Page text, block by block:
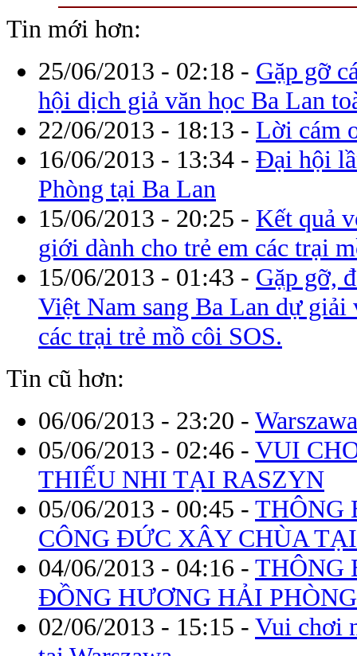
Tin mới hơn:
25/06/2013 - 02:18 - Gặp gỡ
hội dịch giả văn học Ba Lan
22/06/2013 - 18:13 - Lời cám
16/06/2013 - 13:34 - Đại hội
Phòng tại Ba Lan
15/06/2013 - 20:25 - Kết quả
giới dành cho trẻ em các trại
15/06/2013 - 01:43 - Gặp gỡ,
Việt Nam sang Ba Lan dự
các trại trẻ mồ côi SOS.
Tin cũ hơn:
06/06/2013 - 23:20 -
05/06/2013 - 02:46 - VUI
THIẾU NHI TẠI RASZYN
05/06/2013 - 00:45 - THÔNG
CÔNG ĐỨC XÂY CHÙA
04/06/2013 - 04:16 - THÔNG
ĐỒNG HƯƠNG HẢI
02/06/2013 - 15:15 - Vui chơi